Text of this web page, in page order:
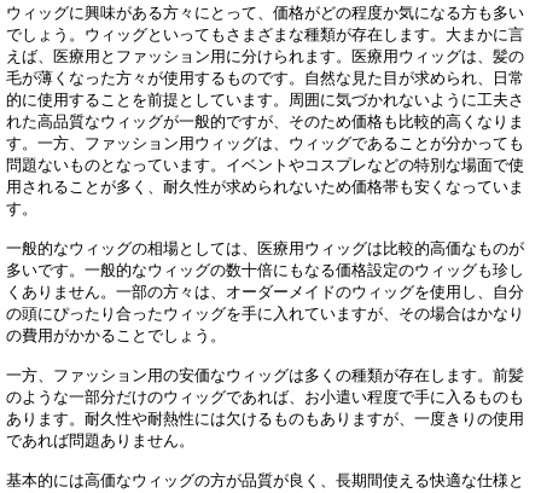
ウィッグに興味がある方々にとって、価格がどの程度か気になる方も多い
でしょう。ウィッグといってもさまざまな種類が存在します。大まかに言
えば、医療用とファッション用に分けられます。医療用ウィッグは、髪の
毛が薄くなった方々が使用するものです。自然な見た目が求められ、日常
的に使用することを前提としています。周囲に気づかれないように工夫さ
れた高品質なウィッグが一般的ですが、そのため価格も比較的高くなりま
す。一方、ファッション用ウィッグは、ウィッグであることが分かっても
問題ないものとなっています。イベントやコスプレなどの特別な場面で使
用されることが多く、耐久性が求められないため価格帯も安くなっていま
す。
一般的なウィッグの相場としては、医療用ウィッグは比較的高価なものが
多いです。一般的なウィッグの数十倍にもなる価格設定のウィッグも珍し
くありません。一部の方々は、オーダーメイドのウィッグを使用し、自分
の頭にぴったり合ったウィッグを手に入れていますが、その場合はかなり
の費用がかかることでしょう。
一方、ファッション用の安価なウィッグは多くの種類が存在します。前髪
のような一部分だけのウィッグであれば、お小遣い程度で手に入るものも
あります。耐久性や耐熱性には欠けるものもありますが、一度きりの使用
であれば問題ありません。
基本的には高価なウィッグの方が品質が良く、長期間使える快適な仕様と